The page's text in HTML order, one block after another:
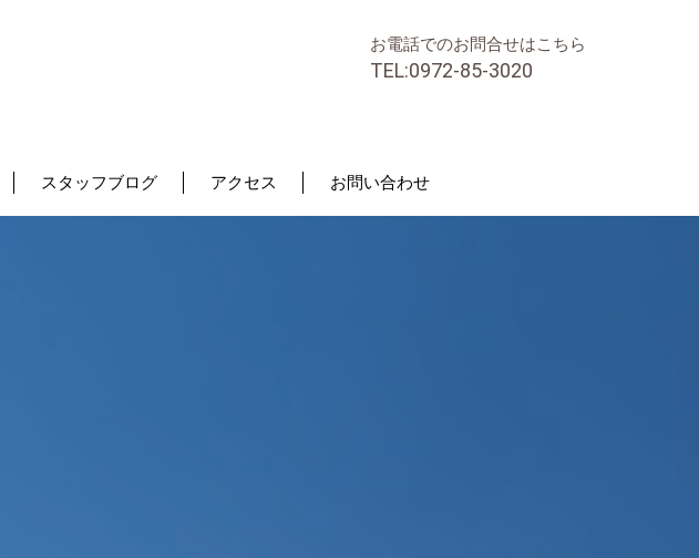
お電話でのお問合せはこちら
TEL:0972-85-3020
スタッフブログ アクセス お問い合わせ